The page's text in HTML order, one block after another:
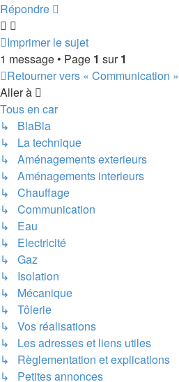
Répondre
Imprimer le sujet
1 message • Page 1 sur1
Retourner vers « Communication »
Aller à
Tous en car
↳ BlaBla
↳ La technique
↳ Aménagements exterieurs
↳ Aménagements interieurs
↳ Chauffage
↳ Communication
↳ Eau
↳ Electricité
↳ Gaz
↳ Isolation
↳ Mécanique
↳ Tôlerie
↳ Vos réalisations
↳ Les adresses et liens utiles
↳ Règlementation et explications
↳ Petites annonces